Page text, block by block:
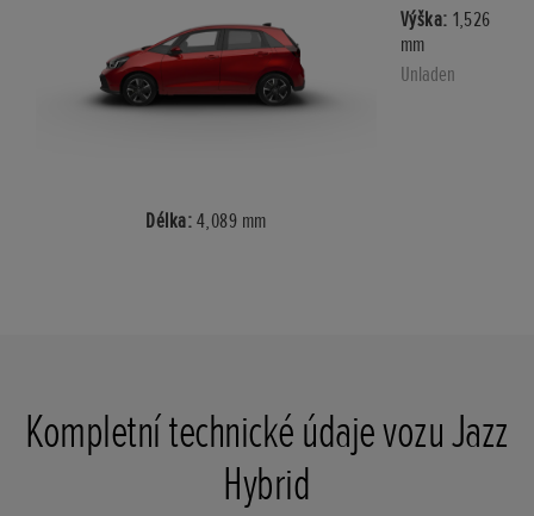
Délka:4,089 mm
Výška: 1,526
mm
Unladen
Kompletní technické údaje vozu Jazz
Hybrid